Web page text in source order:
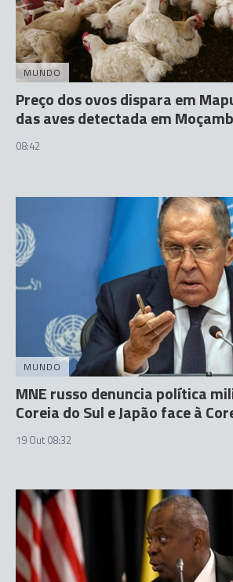
MUNDO
Preço dos ovos dispara em
das aves detectada em
08:42
MUNDO
MNE russo denuncia política
Coreia do Sul e Japão face à
19 Out 08:32